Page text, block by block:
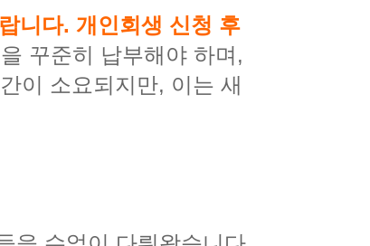
니다. 개인회생 신청 후
꾸준히 납부해야 하며,
이 소요되지만, 이는 새